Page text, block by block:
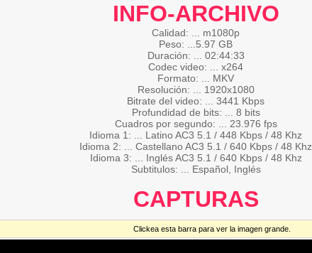
INFO-ARCHIVO
Calidad: ... m1080p
Peso: ...5.97 GB
Duración: ... 02:44:33
Codec video: ... x264
Formato: ... MKV
Resolución: ... 1920x1080
Bitrate del video: ... 3441 Kbps
Profundidad de bits: ... 8 bits
Cuadros por segundo: ... 23.976 fps
Idioma 1: ... Latino AC3 5.1 / 448 Kbps / 48 Khz
Idioma 2: ... Castellano AC3 5.1 / 640 Kbps / 48 Khz
Idioma 3: ... Inglés AC3 5.1 / 640 Kbps / 48 Khz
Subtitulos: ... Español, Inglés
CAPTURAS
Clickea esta barra para ver la imagen grande.